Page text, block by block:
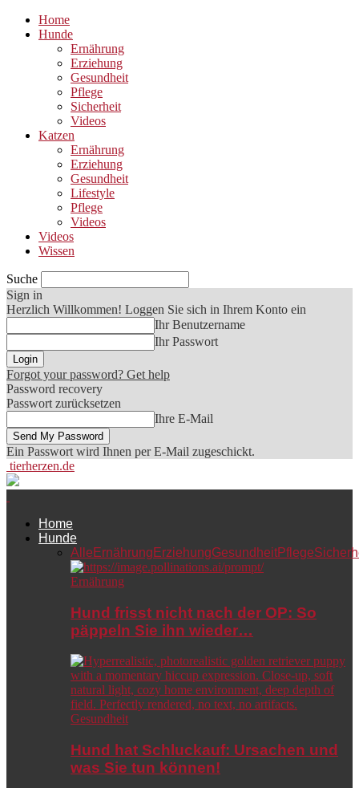
Home
Hunde
Ernährung
Erziehung
Gesundheit
Pflege
Sicherheit
Videos
Katzen
Ernährung
Erziehung
Gesundheit
Lifestyle
Pflege
Videos
Videos
Wissen
Suche
Sign in
Herzlich Willkommen! Loggen Sie sich in Ihrem Konto ein
Ihr Benutzername
Ihr Passwort
Forgot your password? Get help
Password recovery
Passwort zurücksetzen
Ihre E-Mail
Ein Passwort wird Ihnen per E-Mail zugeschickt.
tierherzen.de
Home
Hunde
Alle Ernährung ErziehungGesundheitPflege
Ernährung
Hund frisst nicht nach der OP: So
päppeln Sie ihn wieder…
Gesundheit
Hund hat Schluckauf: Ursachen und
was Sie tun können!